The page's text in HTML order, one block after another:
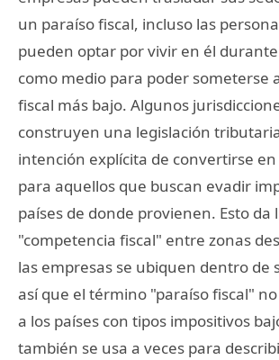
un paraíso fiscal, incluso las
pueden optar por vivir en él
como medio para poder someterse
fiscal más bajo. Algunos
construyen una legislación
intención explícita de convertirse
para aquellos que buscan evadir
países de donde provienen. Esto da
"competencia fiscal" entre zonas
las empresas se ubiquen dentro de
así que el término "paraíso fiscal"
a los países con tipos impositivos
también se usa a veces para